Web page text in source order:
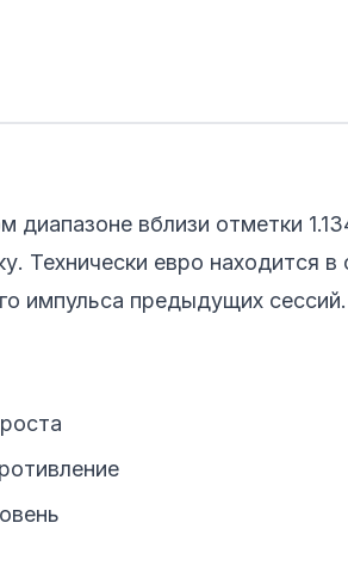
диапазоне вблизи отметки
Технически евро находится в
импульса предыдущих сессий.